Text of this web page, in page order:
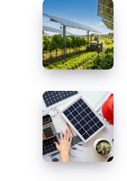
Agrivoltaico:
tecnologia,
vantaggi
agronomici
quadro
normativo
Revamping
Fotovoltaico:
quando
conviene
cambiare